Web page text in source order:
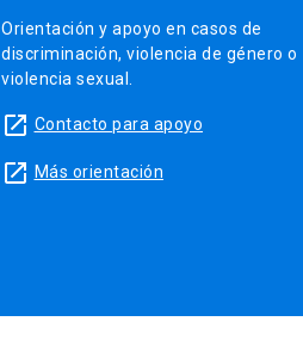
Orientación y apoyo en casos de
discriminación, violencia de género o
violencia sexual.
launch Contacto para apoyo
launch Más orientación